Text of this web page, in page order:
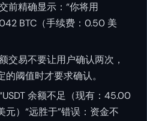
前精确显示：“你将用
BTC（手续费：0.50 美
交易不要让用户确认两次，
阈值时才要求确认。
余额不足（现有：45.00
）“远胜于”错误：资金不